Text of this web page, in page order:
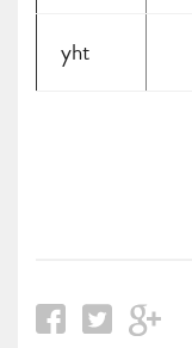
yht